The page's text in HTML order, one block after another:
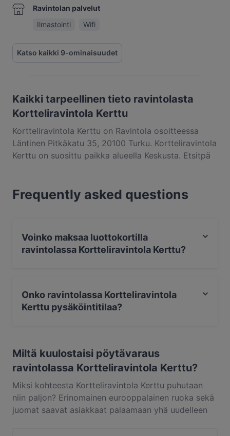
Ravintolan palvelut
Ilmastointi
Wifi
Katso kaikki 9-ominaisuudet
Kaikki tarpeellinen tieto ravintolasta
Kortteliravintola Kerttu
Kortteliravintola Kerttu on Ravintola osoitteessa
Läntinen Pitkäkatu 35, 20100 Turku. Kortteliravintola
Kerttu on suosittu paikka alueella Keskusta. Etsitpä
Kortteliravintola Kerttu annoksiin ja kokea
autenttinen eurooppalainen ruoka kaupungissa
Frequently asked questions
Voinko maksaa luottokortilla
ravintolassa Kortteliravintola Kerttu?
Onko ravintolassa Kortteliravintola
Kerttu pysäköintitilaa?
Miltä kuulostaisi pöytävaraus
ravintolassa Kortteliravintola Kerttu?
Miksi kohteesta Kortteliravintola Kerttu puhutaan
niin paljon? Erinomainen eurooppalainen ruoka sekä
juomat saavat asiakkaat palaamaan yhä uudelleen